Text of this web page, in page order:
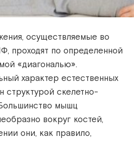
осуществляемые во
проходят по определенной
«диагональю».
характер естественных
структурой скелетно-
мышц
вокруг костей,
они, как правило,